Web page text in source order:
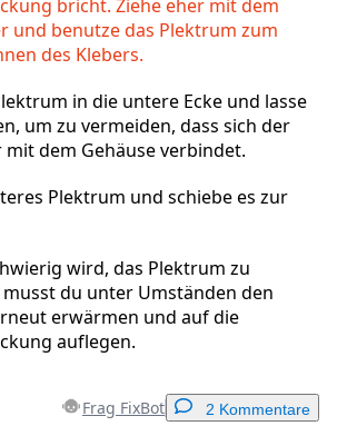
bricht. Ziehe eher mit dem
und benutze das Plektrum zum
des Klebers.
in die untere Ecke und lasse
um zu vermeiden, dass sich der
mit dem Gehäuse verbindet.
Plektrum und schiebe es zur
wird, das Plektrum zu
du unter Umständen den
erwärmen und auf die
auflegen.
Frag FixBot 2 Kommentare